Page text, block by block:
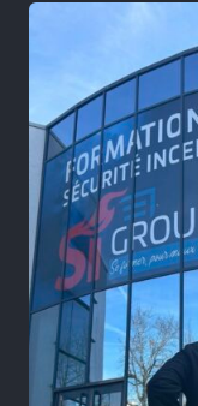
Adresse e-mail
Numéro de
Votre message